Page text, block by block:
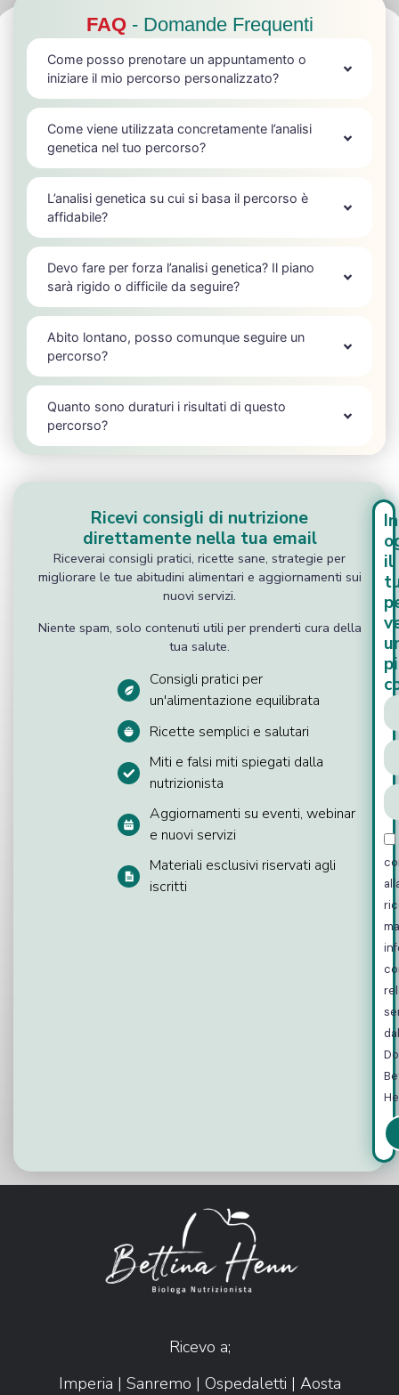
FAQ- Domande Frequenti
Come posso prenotare un appuntamento o
iniziare il mio percorso personalizzato?
Come viene utilizzata concretamente l’analisi
genetica nel tuo percorso?
L’analisi genetica su cui si basa il percorso è
affidabile?
Devo fare per forza l’analisi genetica? Il piano
sarà rigido o difficile da seguire?
Abito lontano, posso comunque seguire un
percorso?
Quanto sono duraturi i risultati di questo
percorso?
Ricevi consigli di nutrizione
direttamente nella tua email
Riceverai consigli pratici, ricette sane, strategie per
migliorare le tue abitudini alimentari e aggiornamenti sui
nuovi servizi.
Niente spam, solo contenuti utili per prenderti cura della
tua salute.
Consigli pratici per
un'alimentazione equilibrata
Ricette semplici e salutari
Miti e falsi miti spiegati dalla
nutrizionista
Aggiornamenti su eventi, webinar
e nuovi servizi
Materiali esclusivi riservati agli
iscritti
il
Ricevo a;
Imperia | Sanremo | Ospedaletti | Aosta